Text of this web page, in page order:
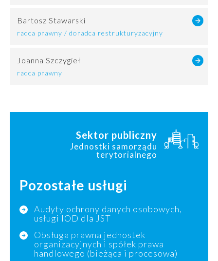
Bartosz Stawarski
radca prawny / doradca restrukturyzacyjny
Joanna Szczygieł
radca prawny
Sektor publiczny
Jednostki samorządu
terytorialnego
Pozostałe usługi
Audyty ochrony danych osobowych,
usługi IOD dla JST
Obsługa prawna jednostek
organizacyjnych i spółek prawa
handlowego (bieżąca i procesowa)